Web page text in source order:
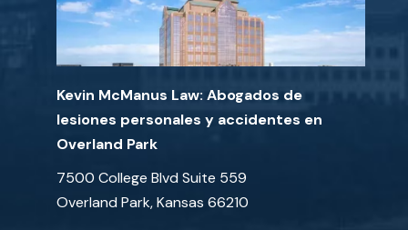
Kevin McManus Law: Abogados de
lesiones personales y accidentes en
Overland Park
7500 College Blvd Suite 559
Overland Park, Kansas 66210